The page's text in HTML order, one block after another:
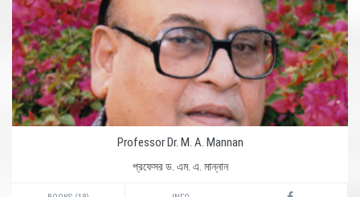
Professor Dr. M. A. Mannan
প্রফেসর ড. এম. এ. মান্নান